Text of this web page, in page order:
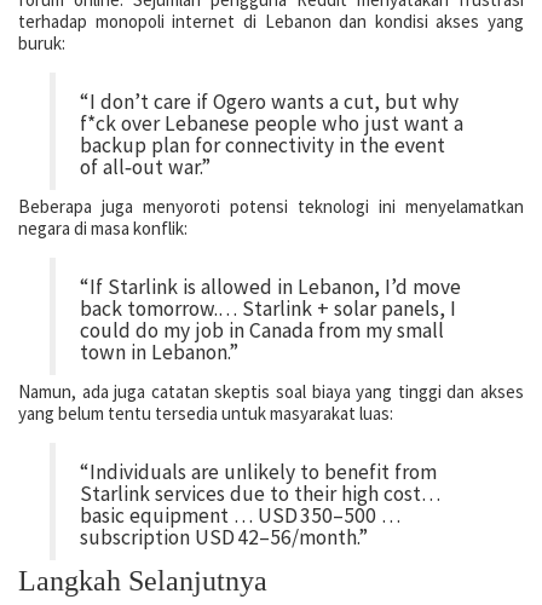
terhadap monopoli internet di Lebanon dan kondisi akses yang
buruk:
“I don’t care if Ogero wants a cut, but why
f*ck over Lebanese people who just want a
backup plan for connectivity in the event
of all‑out war.”
Beberapa juga menyoroti potensi teknologi ini menyelamatkan
negara di masa konflik:
“If Starlink is allowed in Lebanon, I’d move
back tomorrow.… Starlink + solar panels, I
could do my job in Canada from my small
town in Lebanon.”
Namun, ada juga catatan skeptis soal biaya yang tinggi dan akses
yang belum tentu tersedia untuk masyarakat luas:
“Individuals are unlikely to benefit from
Starlink services due to their high cost…
basic equipment … USD 350–500 …
subscription USD 42–56/month.”
Langkah Selanjutnya